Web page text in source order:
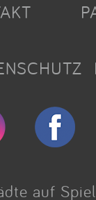
auf